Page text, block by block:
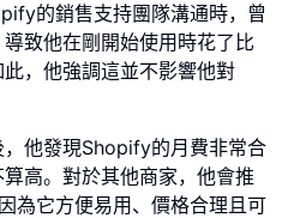
的銷售支持團隊溝通時，曾
致他在剛開始使用時花了比
，他強調這並不影響他對
他發現Shopify的月費非常合
高。對於其他商家，他會推
為它方便易用、價格合理且可